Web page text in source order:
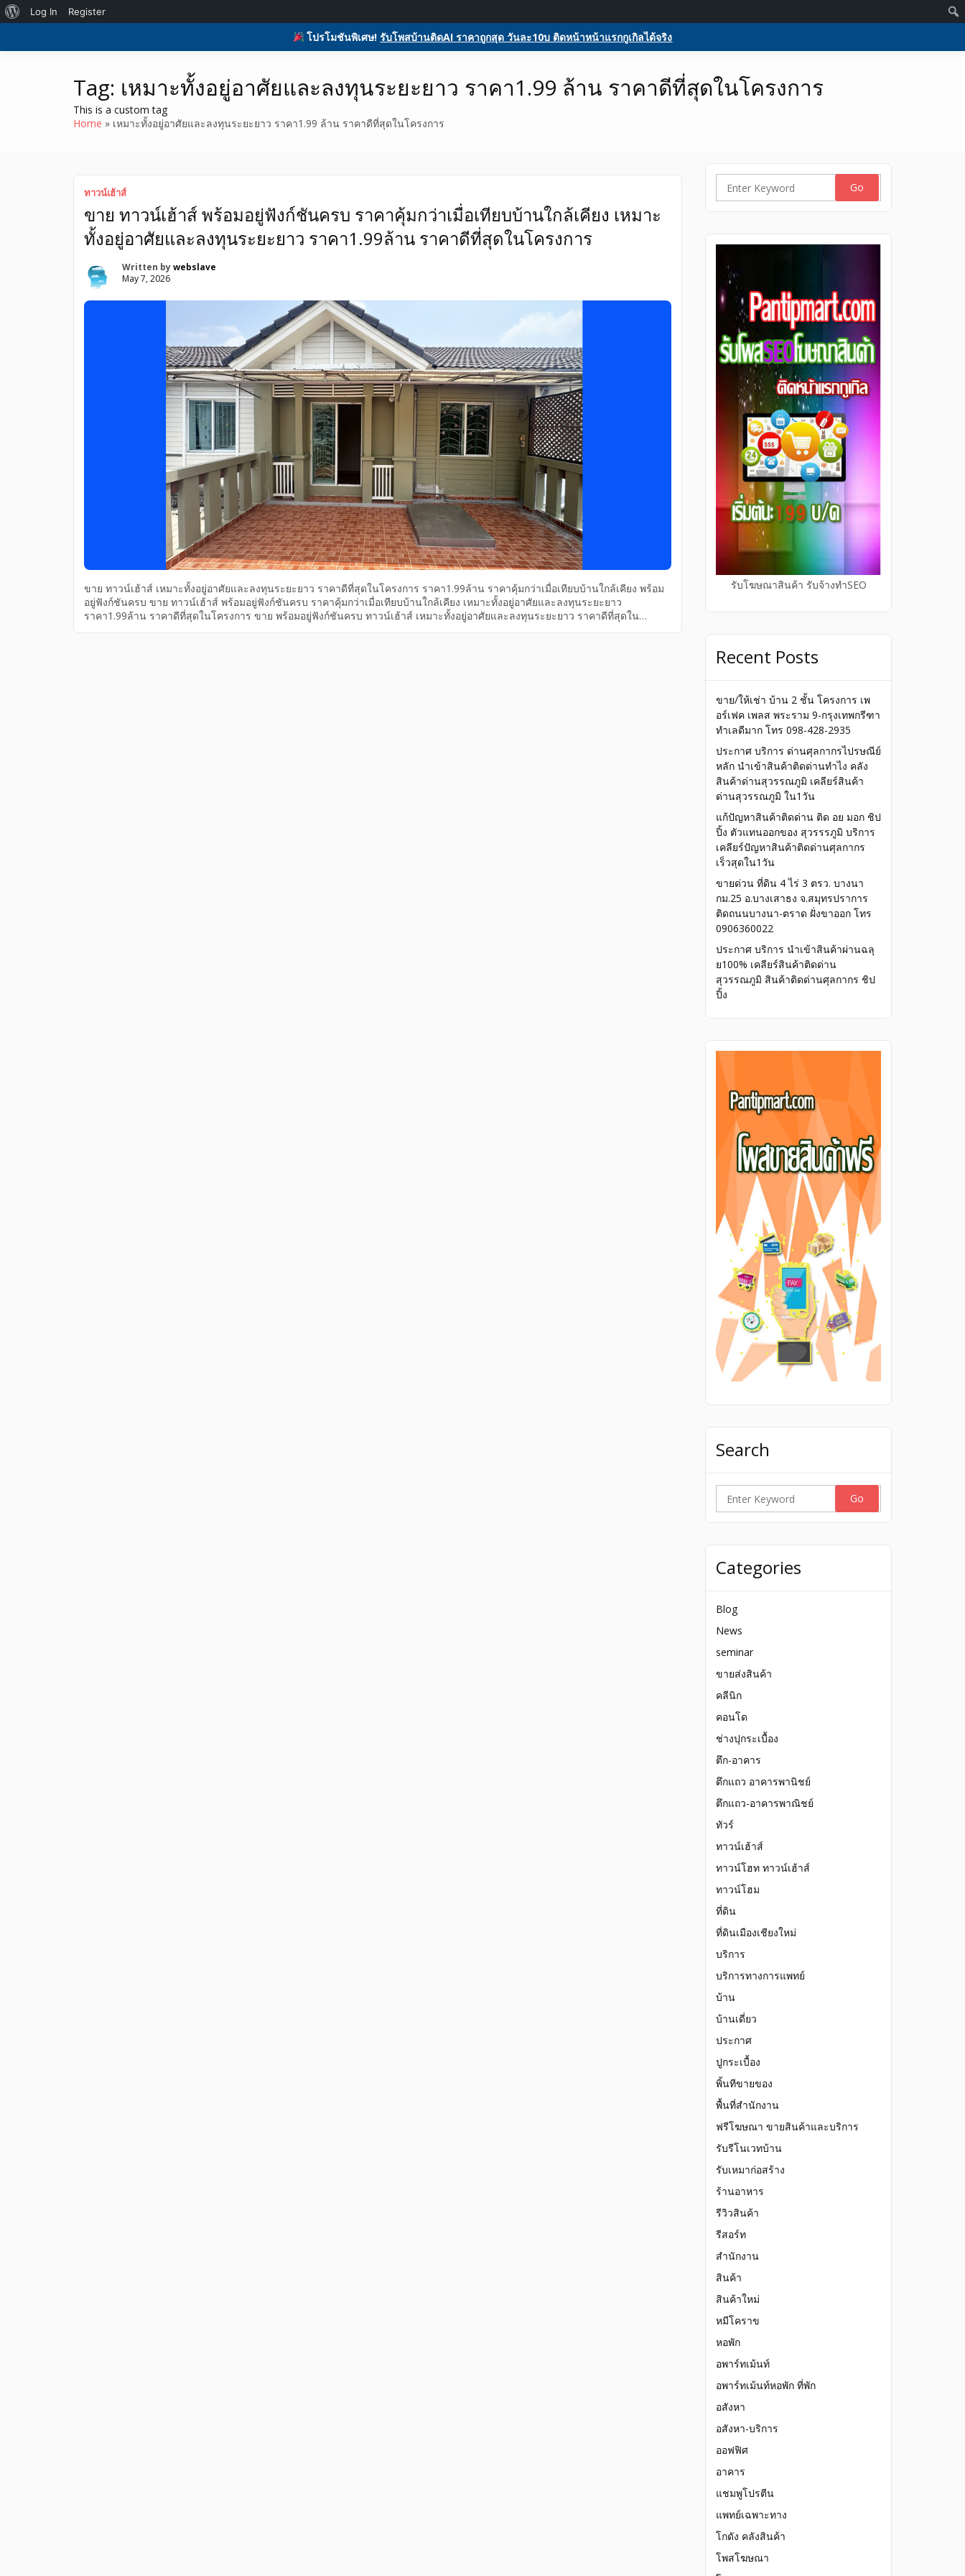
โปรโมชันพิเศษ!รับโพสบ้านติดAI ราคาถูกสุด วันละ10บ ติดหน้าหน้าแรกกูเกิลได้จริง
Skip
to
รับโพสต์เว็บ ติดAI ตลาดซื้อขาย SEO ติดหน้าแรกกูเกิล ฟรีประกาศขายบ้าน
ที่ดิน อสังหา ของมือสอง รถยนต์ สินค้าและบริการ
รับโพสต์เว็บบอร์ด ติดAI ตลาดซื้อขาย ฟรีประกาศ ติดgooglesหน้า1ฟรีโฆษณาสินค้า บ้านและที่ดิน รถยนต์ของมือสอง ซื้อขายให้เช่า บริการ
Home ลงประกาศฟรี รับโพสต์โฆษณาสินค้า Register Activity Members Activate Log in Register
Tag: เหมาะทั้งอยู่อาศัยและลงทุนระยะยาว ราคา1.99 ล้าน ราคาดีที่สุดในโครงการ
This is a custom tag
Home
เหมาะทั้งอยู่อาศัยและลงทุนระยะยาว ราคา1.99 ล้าน ราคาดีที่สุดในโครงการ
ทาวน์เฮ้าส์
ขาย ทาวน์เฮ้าส์ พร้อมอยู่ฟังก์ชันครบ ราคาคุ้มกว่าเมื่อเทียบบ้านใกล้เคียง เหมาะ
ทั้งอยู่อาศัยและลงทุนระยะยาว ราคา1.99ล้าน ราคาดีที่สุดในโครงการ
Written bywebslave
May 7, 2026
ขาย ทาวน์เฮ้าส์ เหมาะทั้งอยู่อาศัยและลงทุนระยะยาว ราคาดีที่สุดในโครงการ ราคา1.99ล้าน ราคาคุ้มกว่าเมื่อเทียบบ้านใกล้เคียง พร้อม
อยู่ฟังก์ชันครบ ขาย ทาวน์เฮ้าส์ พร้อมอยู่ฟังก์ชันครบ ราคาคุ้มกว่าเมื่อเทียบบ้านใกล้เคียง เหมาะทั้งอยู่อาศัยและลงทุนระยะยาว
ราคา1.99ล้าน ราคาดีที่สุดในโครงการ ขาย พร้อมอยู่ฟังก์ชันครบ ทาวน์เฮ้าส์ เหมาะทั้งอยู่อาศัยและลงทุนระยะยาว ราคาดีที่สุดใน
Search
รับโฆษณาสินค้า รับจ้างทำSEO
Recent Posts
ขาย/ให้เช่า บ้าน 2 ชั้น โครงการ เพ
อร์เฟค เพลส พระราม 9-กรุงเทพกรีฑา
ทำเลดีมาก โทร 098-428-2935
ประกาศ บริการ ด่านศุลกากรไปรษณีย์
หลัก นำเข้าสินค้าติดด่านทำไง คลัง
สินค้าด่านสุวรรณภูมิ เคลียร์สินค้า
ด่านสุวรรณภูมิ ใน1วัน
แก้ปัญหาสินค้าติดด่าน ติด อย มอก ชิป
ปิ้ง ตัวแทนออกของ สุวรรรภูมิ บริการ
เคลียร์ปัญหาสินค้าติดด่านศุลกากร
เร็วสุดใน1วัน
ขายด่วน ที่ดิน 4 ไร่ 3 ตรว. บางนา
กม.25 อ.บางเสาธง จ.สมุทรปราการ
ติดถนนบางนา-ตราด ฝั่งขาออก โทร
0906360022
ประกาศ บริการ นำเข้าสินค้าผ่านฉลุ
ย100% เคลียร์สินค้าติดด่าน
สุวรรณภูมิ สินค้าติดด่านศุลกากร ชิป
ปิ้ง
Search
Search
Categories
Blog
News
seminar
ขายส่งสินค้า
คลีนิก
คอนโด
ช่างปุกระเบื้อง
ตึก-อาคาร
ตึกแถว อาคารพานิชย์
ตึกแถว-อาคารพาณิชย์
ทัวร์
ทาวน์เฮ้าส์
ทาวน์โฮท ทาวน์เฮ้าส์
ทาวน์โฮม
ที่ดิน
ที่ดินเมืองเชียงใหม่
บริการ
บริการทางการแพทย์
บ้าน
บ้านเดี่ยว
ประกาศ
ปูกระเบื้อง
พิ้นทีขายของ
พื้นที่สำนักงาน
ฟรีโฆษณา ขายสินค้าและบริการ
รับรีโนเวทบ้าน
รับเหมาก่อสร้าง
ร้านอาหาร
รีวิวสินค้า
รีสอร์ท
สำนักงาน
สินค้า
สินค้าใหม่
หมีโคราข
หอพัก
อพาร์ทเม้นท์
อพาร์ทเม้นท์หอพัก ที่พัก
อสังหา
อสังหา-บริการ
ออฟฟิศ
อาคาร
แชมพูโปรตีน
แพทย์เฉพาะทาง
โกดัง คลังสินค้า
โพสโฆษณา
About
Log In Register